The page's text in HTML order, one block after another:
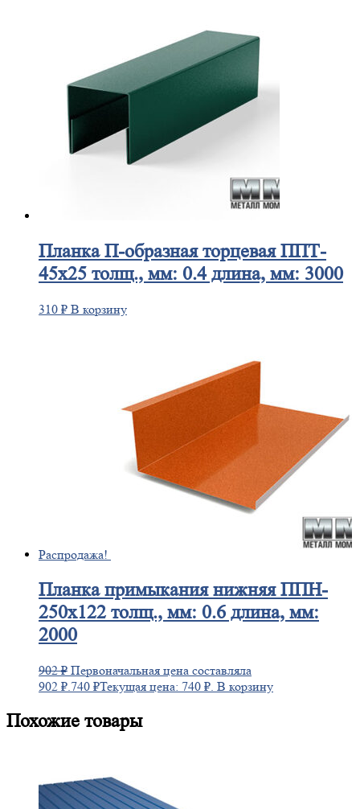
ПланкаП-образная торцевая ППТ-
45х25 толщ., мм: 0.4 длина, мм: 3000
310 ₽ В корзину
Распродажа!
Планкапримыкания нижняя ППН-
250х122 толщ., мм: 0.6 длина, мм:
2000
902₽ Первоначальная цена составляла
902 ₽. 740 ₽Текущая цена: 740 ₽. В корзину
Похожие товары